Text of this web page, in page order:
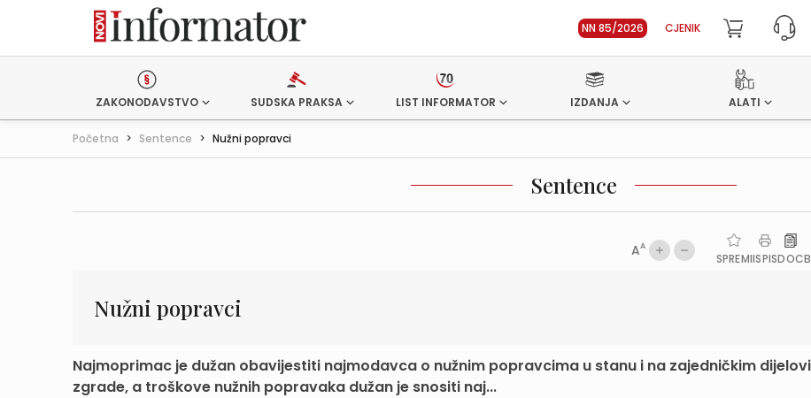
NN 85/2026 CJENIK
ZAKONODAVSTVO SUDSKA PRAKSA LIST INFORMATOR IZDANJA ALATI
Početna > Sentence > Nužni popravci
Sentence
AA
SPREMIISPISDOC
Nužni popravci
Najmoprimac je dužan obavijestiti najmodavca o nužnim popravcima u stanu i na zajedničkim
zgrade, a troškove nužnih popravaka dužan je snositi naj...